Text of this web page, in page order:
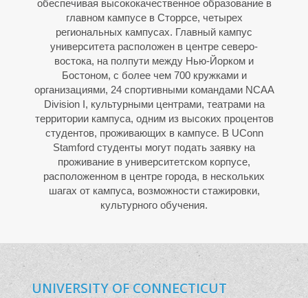
И
обеспечивая высококачественное образование в
главном кампусе в Сторрсе, четырех
региональных кампусах. Главный кампус
университета расположен в центре северо-
востока, на полпути между Нью-Йорком и
Бостоном, с более чем 700 кружками и
организациями, 24 спортивными командами NCAA
Division I, культурными центрами, театрами на
территории кампуса, одним из высоких процентов
студентов, проживающих в кампусе. В UConn
Stamford студенты могут подать заявку на
проживание в университетском корпусе,
расположенном в центре города, в нескольких
шагах от кампуса, возможности стажировки,
культурного обучения.
UNIVERSITY OF CONNECTICUT